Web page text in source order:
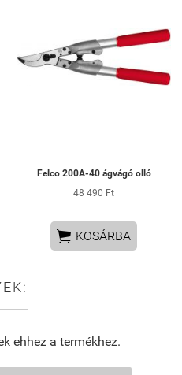
Felco 200A-40 ágvágó olló
48 490 Ft
 KOSÁRBA
ehhez a termékhez.